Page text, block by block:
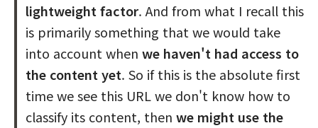
lightweight factor. And from what I recall this
is primarily something that we would take
into account when we haven't had access to
the content yet. So if this is the absolute first
time we see this URL we don't know how to
classify its content, then we might use the